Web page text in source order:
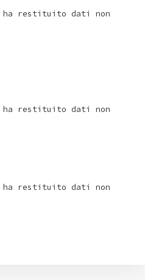
ha restituito dati non
ha restituito dati non
ha restituito dati non